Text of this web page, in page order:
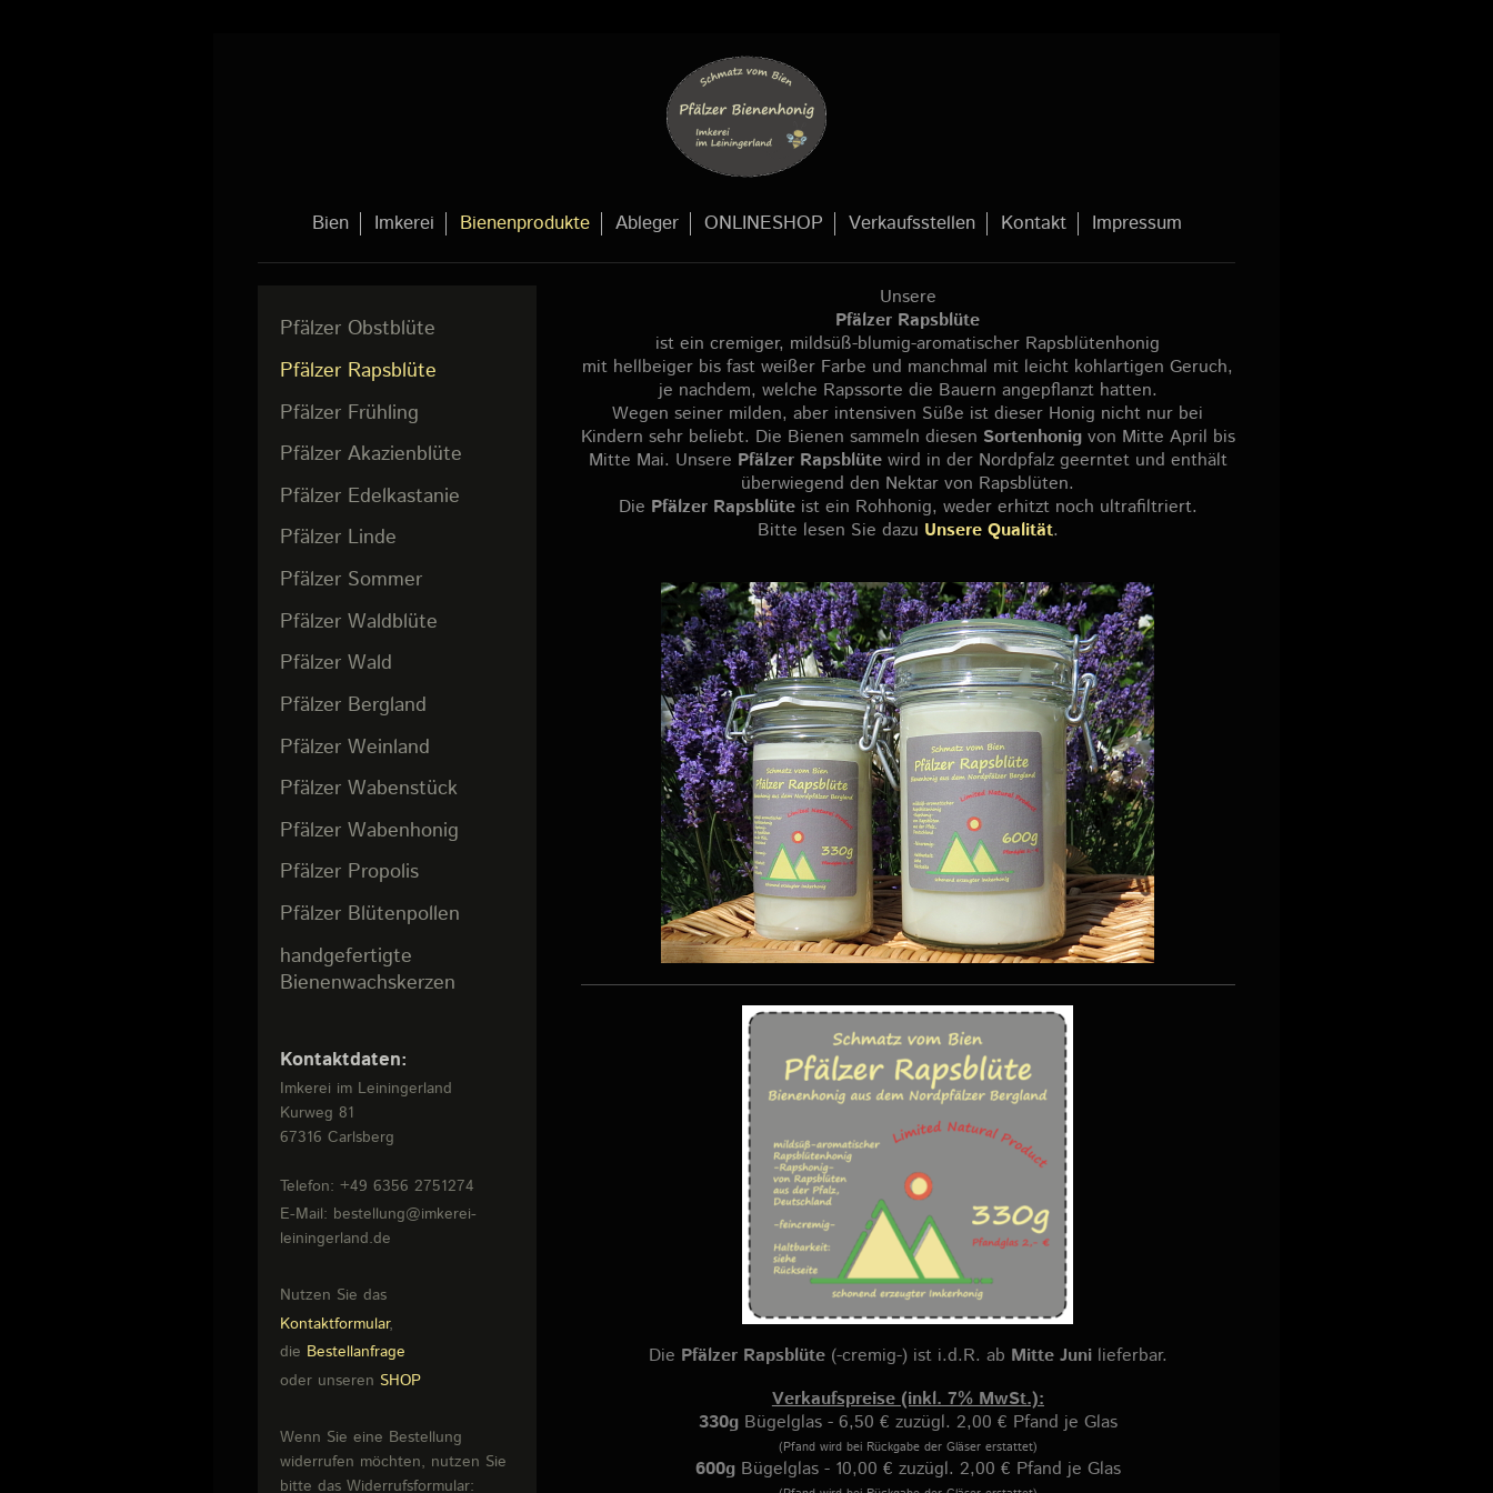
Bien Imkerei Bienenprodukte Ableger ONLINESHOP Verkaufsstellen Kontakt Impressum
Unsere
Pfälzer Rapsblüte
ist ein cremiger, mildsüß-blumig-aromatischer Rapsblütenhonig
mit hellbeiger bis fast weißer Farbe und manchmal mit leicht kohlartigen Geruch,
je nachdem, welche Rapssorte die Bauern angepflanzt hatten.
Wegen seiner milden, aber intensiven Süße ist dieser Honig nicht nur bei
Kindern sehr beliebt. Die Bienen sammeln diesen Sortenhonigvon Mitte April bis
Mitte Mai. Unsere Pfälzer Rapsblütewird in der Nordpfalz geerntet und enthält
überwiegend den Nektar von Rapsblüten.
Die Pfälzer Rapsblüteist ein Rohhonig, weder erhitzt noch ultrafiltriert.
Bitte lesen Sie dazu Unsere Qualität.
Die Pfälzer Rapsblüte(-cremig-) ist i.d.R. ab Mitte Junilieferbar.
Verkaufspreise (inkl. 7% MwSt.):
330gBügelglas - 6,50 € zuzügl. 2,00 € Pfand je Glas
(Pfand wird bei Rückgabe der Gläser erstattet)
600gBügelglas - 10,00 € zuzügl. 2,00 € Pfand je Glas
Pfälzer Obstblüte
Pfälzer Rapsblüte
Pfälzer Frühling
Pfälzer Akazienblüte
Pfälzer Edelkastanie
Pfälzer Linde
Pfälzer Sommer
Pfälzer Waldblüte
Pfälzer Wald
Pfälzer Bergland
Pfälzer Weinland
Pfälzer Wabenstück
Pfälzer Wabenhonig
Pfälzer Propolis
Pfälzer Blütenpollen
handgefertigte
Bienenwachskerzen
Kontaktdaten:
Imkerei im Leiningerland
Kurweg 81
67316 Carlsberg
Telefon: +49 6356 2751274
E-Mail: bestellung@imkerei-
leiningerland.de
Nutzen Sie das
Kontaktformular,
die Bestellanfrage
oder unseren SHOP
Wenn Sie eine Bestellung
widerrufen möchten, nutzen Sie
bitte das Widerrufsformular: